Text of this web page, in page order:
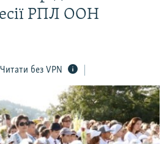
РПЛ ООН
Читати без VPN